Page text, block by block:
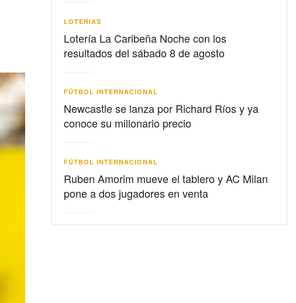
LOTERIAS
Lotería La Caribeña Noche con los
resultados del sábado 8 de agosto
FÚTBOL INTERNACIONAL
Newcastle se lanza por Richard Ríos y ya
conoce su millonario precio
FÚTBOL INTERNACIONAL
Ruben Amorim mueve el tablero y AC Milan
pone a dos jugadores en venta